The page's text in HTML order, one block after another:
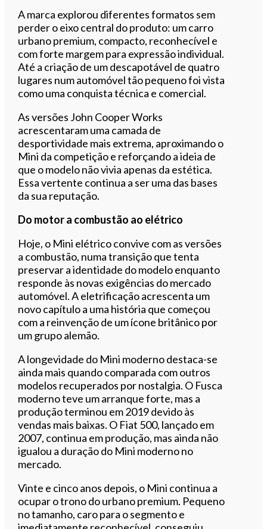
A marca explorou diferentes formatos sem
perder o eixo central do produto: um carro
urbano premium, compacto, reconhecível e
com forte margem para expressão individual.
Até a criação de um descapotável de quatro
lugares num automóvel tão pequeno foi vista
como uma conquista técnica e comercial.
As versões John Cooper Works
acrescentaram uma camada de
desportividade mais extrema, aproximando o
Mini da competição e reforçando a ideia de
que o modelo não vivia apenas da estética.
Essa vertente continua a ser uma das bases
da sua reputação.
Do motor a combustão ao elétrico
Hoje, o Mini elétrico convive com as versões
a combustão, numa transição que tenta
preservar a identidade do modelo enquanto
responde às novas exigências do mercado
automóvel. A eletrificação acrescenta um
novo capítulo a uma história que começou
com a reinvenção de um ícone britânico por
um grupo alemão.
A longevidade do Mini moderno destaca-se
ainda mais quando comparada com outros
modelos recuperados por nostalgia. O Fusca
moderno teve um arranque forte, mas a
produção terminou em 2019 devido às
vendas mais baixas. O Fiat 500, lançado em
2007, continua em produção, mas ainda não
igualou a duração do Mini moderno no
mercado.
Vinte e cinco anos depois, o Mini continua a
ocupar o trono do urbano premium. Pequeno
no tamanho, caro para o segmento e